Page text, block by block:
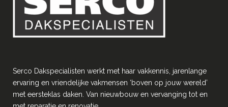
Serco Dakspecialisten werkt met haar vakkennis, jarenlange
ervaring en vriendelĳke vakmensen ‘boven op jouw wereld’
met eersteklas daken. Van nieuwbouw en vervanging tot en